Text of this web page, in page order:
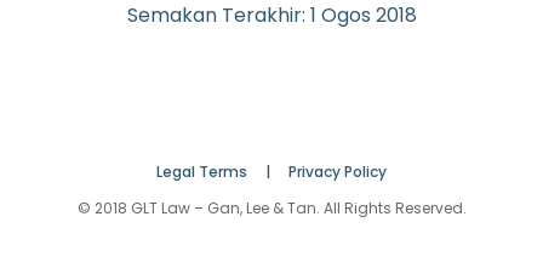
Semakan Terakhir: 1 Ogos 2018
Legal Terms | Privacy Policy
© 2018 GLT Law – Gan, Lee & Tan. All Rights Reserved.